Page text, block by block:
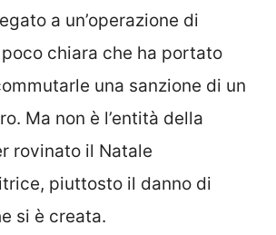
a un’operazione di
chiara che ha portato
una sanzione di un
Ma non è l’entità della
rovinato il Natale
piuttosto il danno di
si è creata.